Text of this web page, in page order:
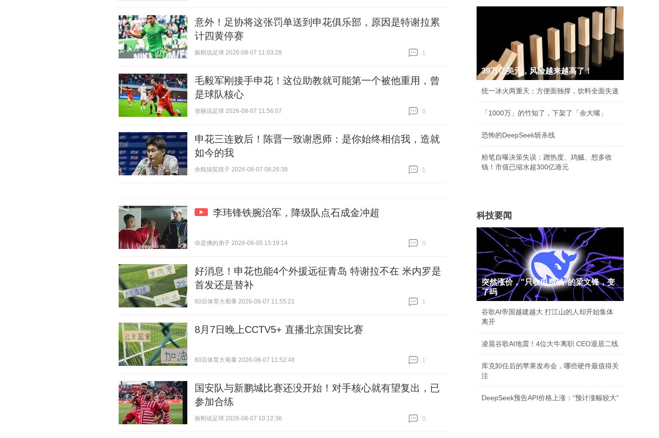
意外！足协将这张罚单送到申花俱乐部，原因是特谢拉累
计四黄停赛
振刚说足球 2026-08-07 11:03:29
1
毛毅军刚接手申花！这位助教就可能第一个被他重用，曾
是球队核心
张丽说足球 2026-08-07 11:56:07
0
申花三连败后！陈晋一致谢恩师：是你始终相信我，造就
如今的我
余飩搞笑段子 2026-08-07 08:26:38
1
李玮锋铁腕治军，降级队点石成金冲超
你是佛的弟子 2026-08-05 15:19:14
0
好消息！申花也能4个外援远征青岛 特谢拉不在 米内罗是
首发还是替补
80后体育大蜀黍 2026-08-07 11:55:21
1
8月7日晚上CCTV5+ 直播北京国安比赛
80后体育大蜀黍 2026-08-07 11:52:48
1
国安队与新鹏城比赛还没开始！对手核心就有望复出，已
参加合练
振刚说足球 2026-08-07 10:12:36
0
39万亿美元，风险越来越高了！
统一冰火两重天：方便面独撑，饮料全面失速
「1000万」的竹知了，下架了「余大嘴」
恐怖的DeepSeek斩杀线
粉笔自曝决策失误：蹭热度、鸡贼、想多收
钱！市值已缩水超300亿港元
科技要闻
突然涨价，"只收电费钱"的梁文锋，变
了吗
谷歌AI帝国越建越大 打江山的人却开始集体
离开
凌晨谷歌AI地震！4位大牛离职 CEO退居二线
库克卸任后的苹果发布会，哪些硬件最值得关
注
DeepSeek预告API价格上涨：“预计涨幅较大”